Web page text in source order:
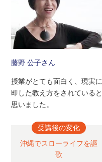
藤野 公子さん
授業がとても面白く、現実に
即した教え方をされていると
思いました。
受講後の変化
沖縄でスローライフを謳
歌